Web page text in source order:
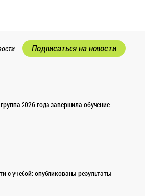
Подписаться на новости
2026 года завершила обучение
с учебой: опубликованы результаты